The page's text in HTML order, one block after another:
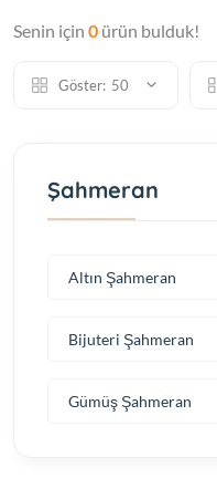
Senin için 0 ürün bulduk!
Göster: 50
Şahmeran
Altın Şahmeran
Bijuteri Şahmeran
Gümüş Şahmeran